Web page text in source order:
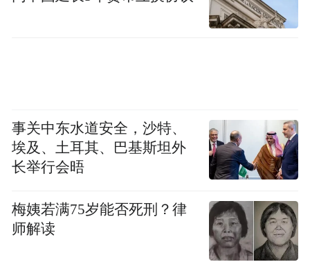
事关中东水道安全，沙特、
埃及、土耳其、巴基斯坦外
长举行会晤
梅姨若满75岁能否死刑？律
师解读